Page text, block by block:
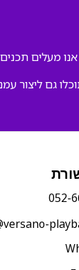
אנו מעלים
גם ליצור
052-